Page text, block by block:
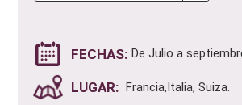
FECHAS: De Julio a
LUGAR: Francia,Italia, Suiza.